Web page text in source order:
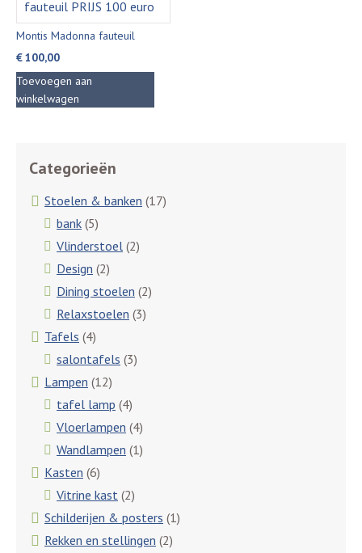
Montis Madonna fauteuil
€100,00
Toevoegen aan
winkelwagen
Categorieën
Stoelen & banken (17)
bank (5)
Vlinderstoel (2)
Design (2)
Dining stoelen (2)
Relaxstoelen (3)
Tafels (4)
salontafels (3)
Lampen (12)
tafel lamp (4)
Vloerlampen (4)
Wandlampen (1)
Kasten (6)
Vitrine kast (2)
Schilderijen & posters (1)
Rekken en stellingen (2)